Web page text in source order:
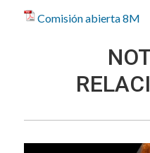
Comisión abierta 8M